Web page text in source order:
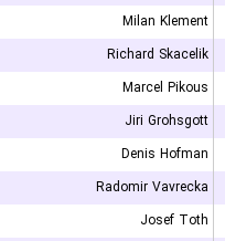
Milan Klement
Richard Skacelik
Marcel Pikous
Jiri Grohsgott
Denis Hofman
Radomir Vavrecka
Josef Toth